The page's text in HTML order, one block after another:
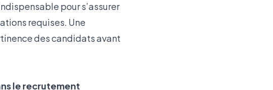
pour s’assurer
requises. Une
des candidats avant
le recrutement